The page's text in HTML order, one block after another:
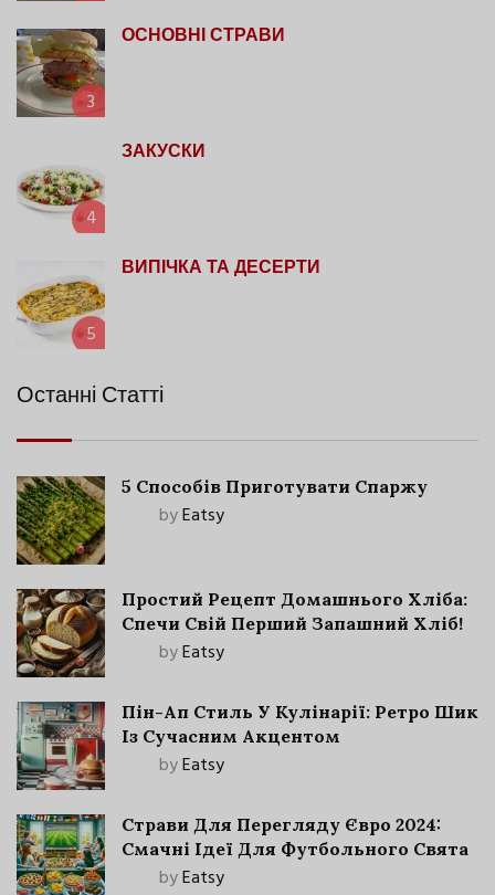
3
ОСНОВНІ СТРАВИ
4
ЗАКУСКИ
5
ВИПІЧКА ТА ДЕСЕРТИ
Останні Статті
5 Способів Приготувати Спаржу
byEatsy
Простий Рецепт Домашнього Хліба:
Спечи Свій Перший Запашний Хліб!
byEatsy
Пін-Ап Стиль У Кулінарії: Ретро Шик
Із Сучасним Акцентом
byEatsy
Страви Для Перегляду Євро 2024:
Смачні Ідеї Для Футбольного Свята
byEatsy